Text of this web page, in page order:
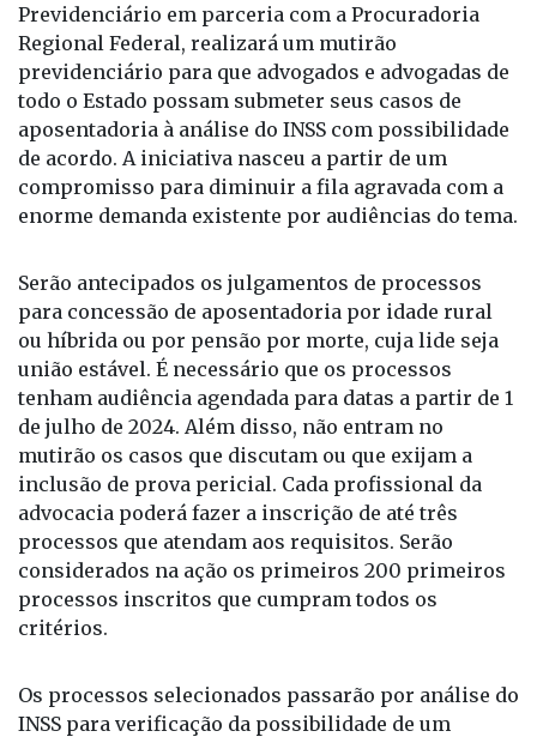
Previdenciário em parceria com a Procuradoria
Regional Federal, realizará um mutirão
previdenciário para que advogados e advogadas de
todo o Estado possam submeter seus casos de
aposentadoria à análise do INSS com possibilidade
de acordo. A iniciativa nasceu a partir de um
compromisso para diminuir a fila agravada com a
enorme demanda existente por audiências do tema.
Serão antecipados os julgamentos de processos
para concessão de aposentadoria por idade rural
ou híbrida ou por pensão por morte, cuja lide seja
união estável. É necessário que os processos
tenham audiência agendada para datas a partir de 1
de julho de 2024. Além disso, não entram no
mutirão os casos que discutam ou que exijam a
inclusão de prova pericial. Cada profissional da
advocacia poderá fazer a inscrição de até três
processos que atendam aos requisitos. Serão
considerados na ação os primeiros 200 primeiros
processos inscritos que cumpram todos os
critérios.
Os processos selecionados passarão por análise do
INSS para verificação da possibilidade de um